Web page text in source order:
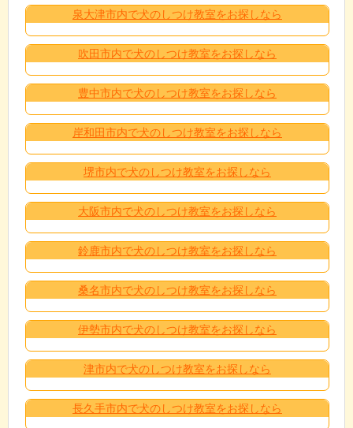
泉大津市内で犬のしつけ教室をお探しなら
吹田市内で犬のしつけ教室をお探しなら
豊中市内で犬のしつけ教室をお探しなら
岸和田市内で犬のしつけ教室をお探しなら
堺市内で犬のしつけ教室をお探しなら
大阪市内で犬のしつけ教室をお探しなら
鈴鹿市内で犬のしつけ教室をお探しなら
桑名市内で犬のしつけ教室をお探しなら
伊勢市内で犬のしつけ教室をお探しなら
津市内で犬のしつけ教室をお探しなら
長久手市内で犬のしつけ教室をお探しなら